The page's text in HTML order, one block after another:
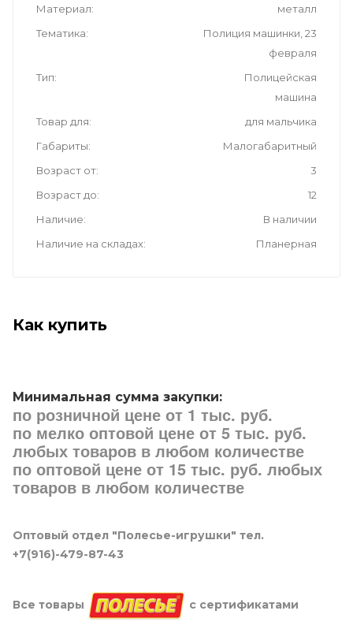
Материал
металл
Тематика
Полиция машинки, 23
февраля
Тип
Полицейская
машина
Товар для
для мальчика
Габариты
Малогабаритный
Возраст от
3
Возраст до
12
Наличие
В наличии
Наличие на складах
Планерная
Как купить
Минимальная сумма закупки:
по розничной цене от 1 тыс. руб.
по мелко оптовой цене от 5 тыс. руб.
любых товаров в любом количестве
по оптовой цене от 15 тыс. руб. любых
товаров в любом количестве
Оптовый отдел "Полесье-игрушки" тел.
+7(916)-479-87-43
Все товары
с сертификатами